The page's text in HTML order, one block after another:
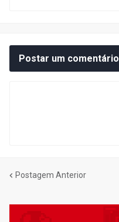
Postar um comentário
Postagem Anterior